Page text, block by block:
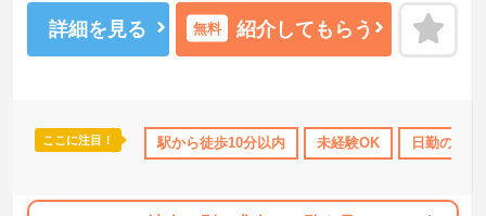
社会保険完備 交通費支給
方が可能です。
ご興味のある方には、面接対策ポイントなど、さらに詳細をお話し
いたしますのでお気軽にご相談ください！
詳細を見る 無料 紹介してもらう
ここに注目！ 駅から徒歩10分以内 未経験OK 日勤のみ